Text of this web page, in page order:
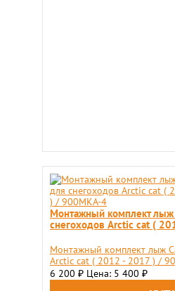
Монтажный комплект лыж
снегоходов Arctic cat (
Монтажный комплект лыж
Arctic cat ( 2012 - 2017 ) /
6 200 ₽ Цена: 5 400 ₽